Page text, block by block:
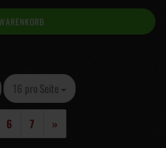
16 pro Seite
pro Seite
6 7 »